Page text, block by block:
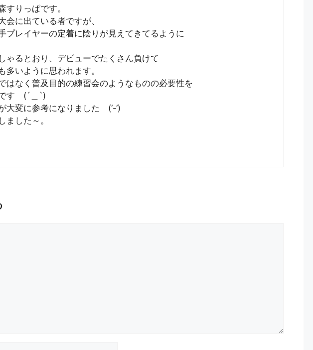
すりっぱです。
会に出ている者ですが、
プレイヤーの定着に陰りが見えてきてるように
ゃるとおり、デビューでたくさん負けて
多いように思われます。
はなく普及目的の練習会のようなものの必要性を
す (´＿`)
大変に参考になりました (‘-‘)
ました～。